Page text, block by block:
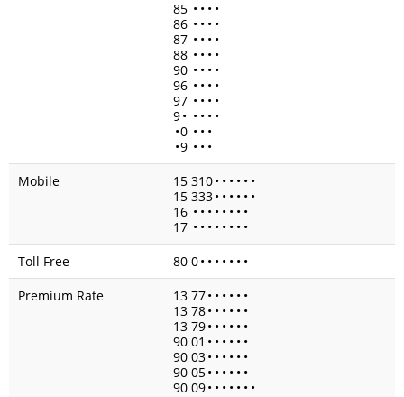
85 • • • •
86 • • • •
87 • • • •
88 • • • •
90 • • • •
96 • • • •
97 • • • •
9• • • • •
•0 • • •
•9 • • •
Mobile
15 310• • • • • •
15 333• • • • • •
16 • • • • • • • •
17 • • • • • • • •
Toll Free
80 0• • • • • • •
Premium Rate
13 77• • • • • •
13 78• • • • • •
13 79• • • • • •
90 01 • • • • • •
90 03• • • • • •
90 05• • • • • •
90 09• • • • • • •